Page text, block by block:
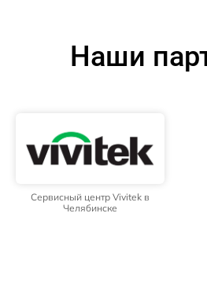
Наши
Сервисный центр Vivitek в
Челябинске